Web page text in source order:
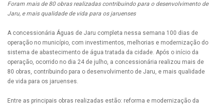
Foram mais de 80 obras realizadas contribuindo para o desenvolvimento de
Jaru, e mais qualidade de vida para os jaruenses
A concessionária Águas de Jaru completa nessa semana 100 dias de
operação no município, com investimentos, melhorias e modernização do
sistema de abastecimento de água tratada da cidade. Após o início da
operação, ocorrido no dia 24 de julho, a concessionária realizou mais de
80 obras, contribuindo para o desenvolvimento de Jaru, e mais qualidade
de vida para os jaruenses.
Entre as principais obras realizadas estão: reforma e modernização da